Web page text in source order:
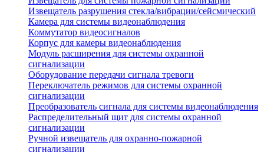
Извещатель разрушения стекла/вибрации/сейсмический
Камера для системы видеонаблюдения
Коммутатор видеосигналов
Корпус для камеры видеонаблюдения
Модуль расширения для системы охранной
сигнализации
Оборудование передачи сигнала тревоги
Переключатель режимов для системы охранной
сигнализации
Преобразователь сигнала для системы видеонаблюдения
Распределительный щит для системы охранной
сигнализации
Ручной извещатель для охранно-пожарной
сигнализации